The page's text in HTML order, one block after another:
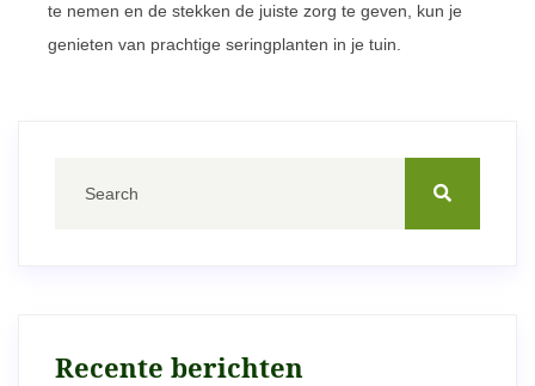
te nemen en de stekken de juiste zorg te geven, kun je
genieten van prachtige seringplanten in je tuin.
Recente berichten